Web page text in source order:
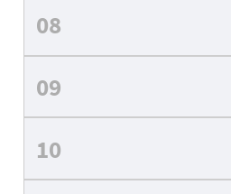
08
09
10